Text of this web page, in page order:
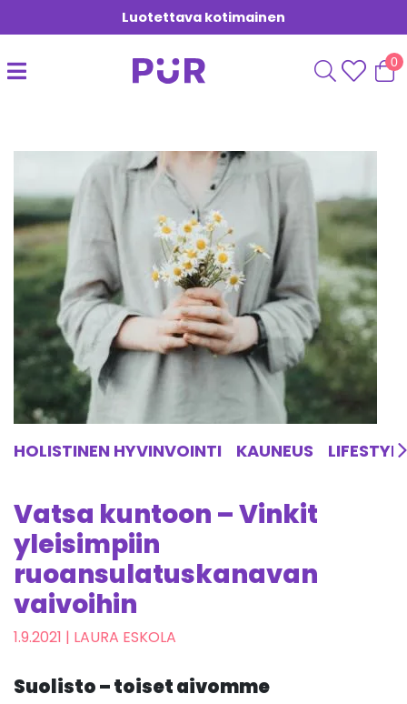
Luotettava kotimainen
0
HOLISTINEN HYVINVOINTI KAUNEUS LIFESTYLE
Vatsa kuntoon – Vinkit
yleisimpiin
ruoansulatuskanavan
vaivoihin
1.9.2021 | LAURA ESKOLA
Suolisto – toiset aivomme